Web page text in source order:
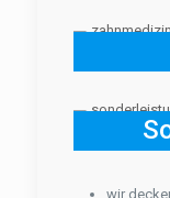
wir